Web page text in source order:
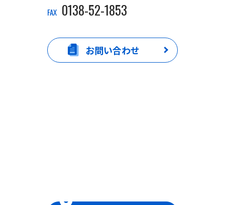
FAX 0138-52-1853
お問い合わせ